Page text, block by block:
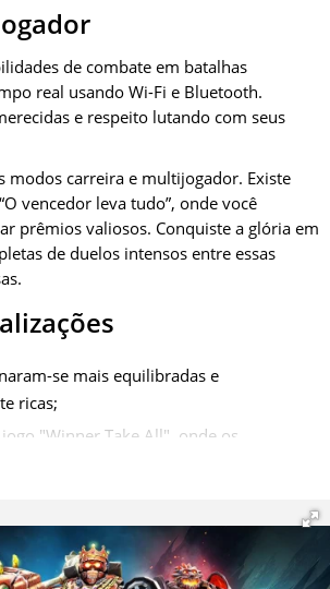
de combate em batalhas
real usando Wi-Fi e Bluetooth.
e respeito lutando com seus
modos carreira e multijogador. Existe
vencedor leva tudo”, onde você
prêmios valiosos. Conquiste a glória em
de duelos intensos entre essas
se mais equilibradas e
ricas;
"Winner Take All", onde os
competir pelo título de campeão
melhorar seus robôs, tornando-os
além de mudar sua aparência
no "Paint Shop". Isso permite